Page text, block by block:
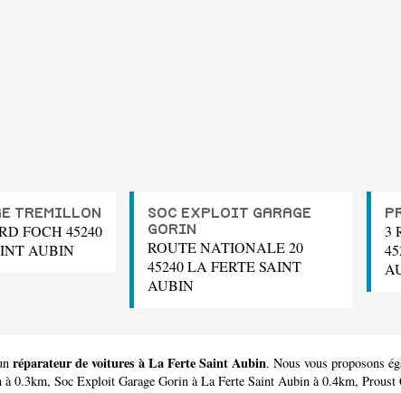
TREMILLON
FOCH 45240
AUBIN
SOC EXPLOIT GARAGE
GORIN
ROUTE NATIONALE 20
45240 LA FERTE SAINT
AUBIN
3
réparateur de voitures à La Ferte Saint Aubin. Nous vous proposons
à 0.3km, Soc Exploit Garage Gorin à La Ferte Saint Aubin à 0.4km, Proust